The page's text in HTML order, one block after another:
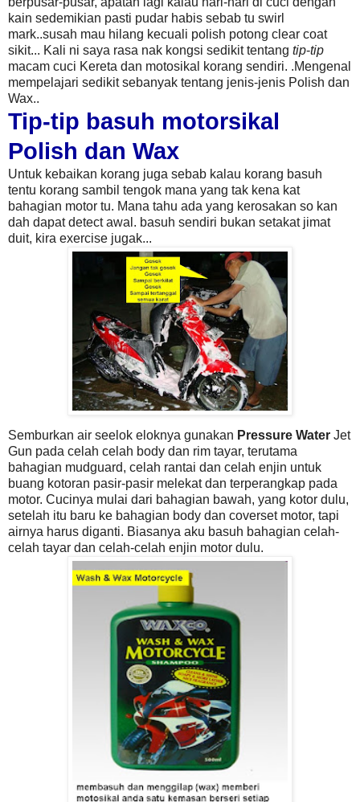
kain sedemikian pasti pudar habis sebab tu swirl
mark..susah mau hilang kecuali polish potong clear coat
sikit... Kali ni saya rasa nak kongsi sedikit tentang tip-tip
macam cuci Kereta dan motosikal korang sendiri. .Mengenal
mempelajari sedikit sebanyak tentang jenis-jenis Polish dan
Wax..
Tip-tip basuh motorsikal
Polish dan Wax
Untuk kebaikan korang juga sebab kalau korang basuh
tentu korang sambil tengok mana yang tak kena kat
bahagian motor tu. Mana tahu ada yang kerosakan so kan
dah dapat detect awal. basuh sendiri bukan setakat jimat
duit, kira exercise jugak...
Semburkan air seelok eloknya gunakan Pressure Water Jet
Gun pada celah celah body dan rim tayar, terutama
bahagian mudguard, celah rantai dan celah enjin untuk
buang kotoran pasir-pasir melekat dan terperangkap pada
motor. Cucinya mulai dari bahagian bawah, yang kotor dulu,
setelah itu baru ke bahagian body dan coverset motor, tapi
airnya harus diganti. Biasanya aku basuh bahagian celah-
celah tayar dan celah-celah enjin motor dulu.